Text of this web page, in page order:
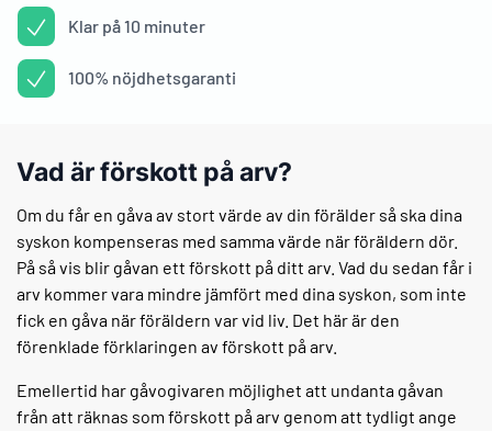
Klar på 10 minuter
100% nöjdhetsgaranti
Vad är förskott på arv?
Om du får en gåva av stort värde av din förälder så ska dina
syskon kompenseras med samma värde när föräldern dör.
På så vis blir gåvan ett förskott på ditt arv. Vad du sedan får i
arv kommer vara mindre jämfört med dina syskon, som inte
fick en gåva när föräldern var vid liv. Det här är den
förenklade förklaringen av förskott på arv.
Emellertid har gåvogivaren möjlighet att undanta gåvan
från att räknas som förskott på arv genom att tydligt ange